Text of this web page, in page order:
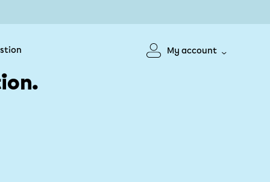
My account